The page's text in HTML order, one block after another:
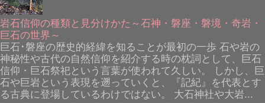
岩石信仰の種類と見分けかた～石神・磐座・磐境・奇岩・
巨石の世界～
巨石･磐座の歴史的経緯を知ることが最初の一歩 石や岩の
神秘性や古代の自然信仰を紹介する時の枕詞として、巨石
信仰・巨石祭祀という言葉が使われて久しい。 しかし、巨
石や巨岩という表現を遡っていくと、『記紀』を代表とす
る古典に登場しているわけではない。 大石神社や大岩...